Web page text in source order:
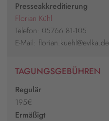
Presseakkreditierung
Florian Kühl
Telefon: 05766 81-105
E-Mail: florian.kuehl@evlka.de
TAGUNGSGEBÜHREN
Regulär
195€
Ermäßigt